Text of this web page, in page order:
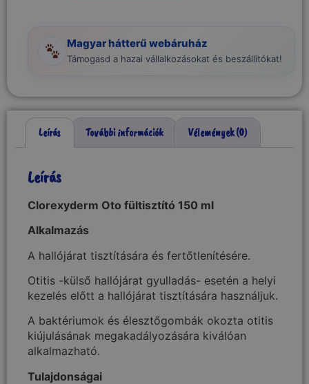
Magyar hátterű webáruház
Támogasd a hazai vállalkozásokat és beszállítókat!
Leírás További információk Vélemények (0)
Leírás
Clorexyderm Oto fültisztító 150 ml
Alkalmazás
A hallójárat tisztítására és fertőtlenítésére.
Otitis -külső hallójárat gyulladás- esetén a helyi
kezelés előtt a hallójárat tisztítására használjuk.
A baktériumok és élesztőgombák okozta otitis
kiújulásának megakadályozására kiválóan
alkalmazható.
Tulajdonságai